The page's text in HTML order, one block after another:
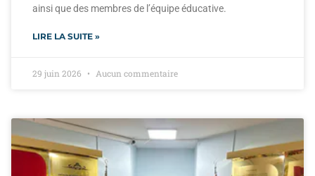
ainsi que des membres de l’équipe éducative.
LIRE LA SUITE »
29 juin 2026 Aucun commentaire